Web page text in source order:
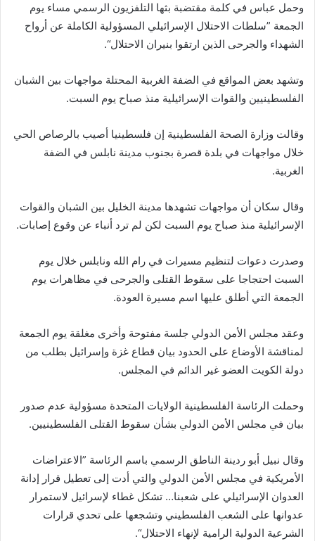
وحمل عباس في كلمة مقتضبة بثها التلفزيون الرسمي مساء يوم
الجمعة ”سلطات الاحتلال الإسرائيلي المسؤولية الكاملة عن أرواح
الشهداء والجرحى الذين ارتقوا بنيران الاحتلال“.
وتشهد بعض المواقع في الضفة الغربية المحتلة مواجهات بين الشبان
الفلسطينيين والقوات الإسرائيلية منذ صباح يوم السبت.
وقالت وزارة الصحة الفلسطينية إن فلسطينيا أصيب بالرصاص الحي
خلال مواجهات في بلدة قصرة بجنوب مدينة نابلس في الضفة
الغربية.
وقال سكان أن مواجهات تشهدها مدينة الخليل بين الشبان والقوات
الإسرائيلية منذ صباح يوم السبت لكن لم ترد أنباء عن وقوع إصابات.
وصدرت دعوات لتنظيم مسيرات في رام الله ونابلس خلال يوم
السبت احتجاجا على سقوط القتلى والجرحى في مظاهرات يوم
الجمعة التي أطلق عليها اسم مسيرة العودة.
وعقد مجلس الأمن الدولي جلسة مفتوحة وأخرى مغلقة يوم الجمعة
لمناقشة الأوضاع على الحدود بيان قطاع غزة وإسرائيل بطلب من
دولة الكويت العضو غير الدائم في المجلس.
وحملت الرئاسة الفلسطينية الولايات المتحدة مسؤولية عدم صدور
بيان في مجلس الأمن الدولي بشأن سقوط القتلى الفلسطينيين.
وقال نبيل أبو ردينة الناطق الرسمي باسم الرئاسة ”الاعتراضات
الأمريكية في مجلس الأمن الدولي والتي أدت إلى تعطيل قرار إدانة
العدوان الإسرائيلي على شعبنا… تشكل غطاء لإسرائيل لاستمرار
عدوانها على الشعب الفلسطيني وتشجعها على تحدي قرارات
الشرعية الدولية الرامية لإنهاء الاحتلال“.